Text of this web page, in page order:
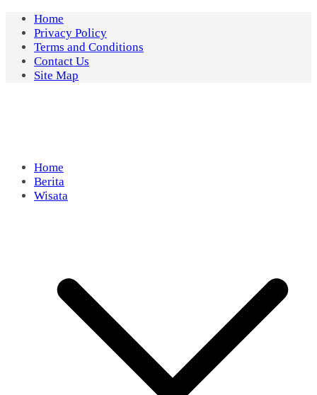
Skip
content
Home
Privacy Policy
Terms and Conditions
Contact Us
Site Map
Home
Berita
Wisata